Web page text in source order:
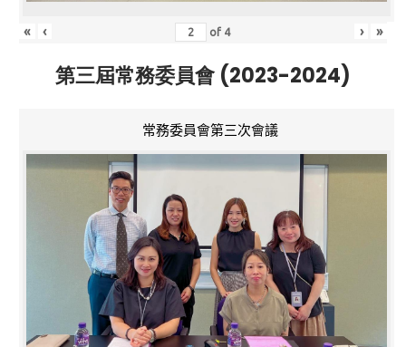
« ‹ of 4 › »
第三屆常務委員會 (2023-2024)
常務委員會第三次會議